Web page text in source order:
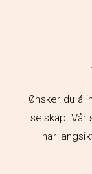
Ønsker du å
selskap. Vår
har